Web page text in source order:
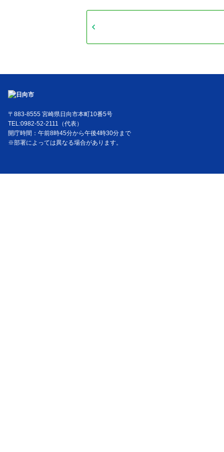
〒883-8555 宮崎県日向市本町10番5号
TEL:0982-52-2111（代表）
開庁時間：午前8時45分から午後4時30分まで
※部署によっては異なる場合があります。